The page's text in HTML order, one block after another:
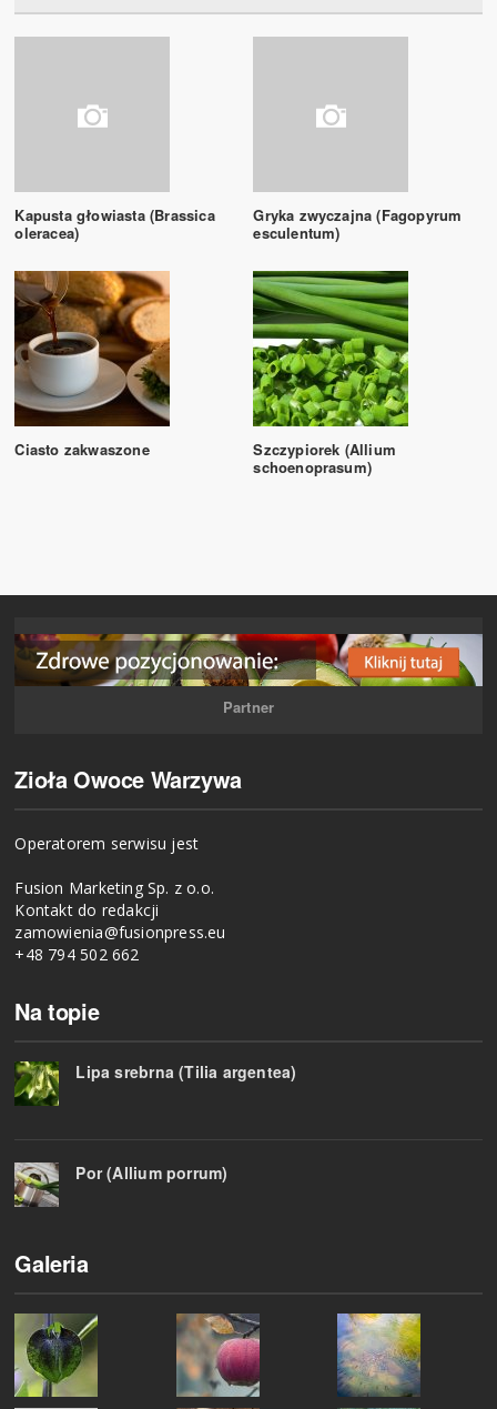
Kapusta głowiasta (Brassica
oleracea)
Gryka zwyczajna (Fagopyrum
esculentum)
Ciasto zakwaszone
Szczypiorek (Allium
schoenoprasum)
Partner
Zioła Owoce Warzywa
Operatorem serwisu jest
Fusion Marketing Sp. z o.o.
Kontakt do redakcji
zamowienia@fusionpress.eu
+48 794 502 662
Na topie
Lipa srebrna (Tilia argentea)
Por (Allium porrum)
Galeria